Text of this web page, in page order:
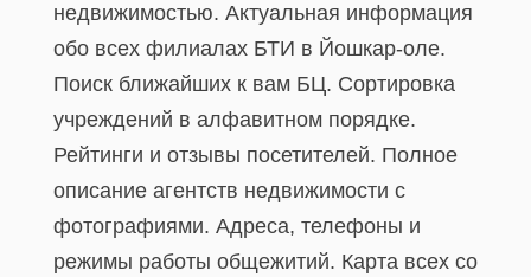
недвижимостью. Актуальная информация
обо всех филиалах БТИ в Йошкар-оле.
Поиск ближайших к вам БЦ. Сортировка
учреждений в алфавитном порядке.
Рейтинги и отзывы посетителей. Полное
описание агентств недвижимости с
фотографиями. Адреса, телефоны и
режимы работы общежитий. Карта всех со